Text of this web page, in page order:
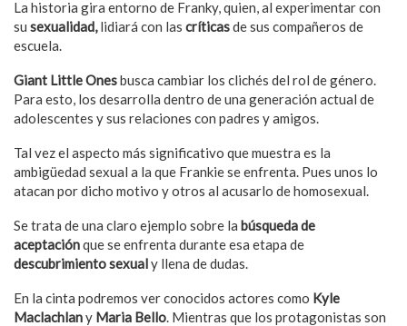
La historia gira entorno de Franky, quien, al experimentar con
su sexualidad,lidiará con las críticasde sus compañeros de
escuela.
Giant Little Onesbusca cambiar los clichés del rol de género.
Para esto, los desarrolla dentro de una generación actual de
adolescentes y sus relaciones con padres y amigos.
Tal vez el aspecto más significativo que muestra es la
ambigüedad sexual a la que Frankie se enfrenta. Pues unos lo
atacan por dicho motivo y otros al acusarlo de homosexual.
Se trata de una claro ejemplo sobre la búsqueda de
aceptaciónque se enfrenta durante esa etapa de
descubrimiento sexualy llena de dudas.
En la cinta podremos ver conocidos actores como Kyle
Maclachlany Maria Bello. Mientras que los protagonistas son